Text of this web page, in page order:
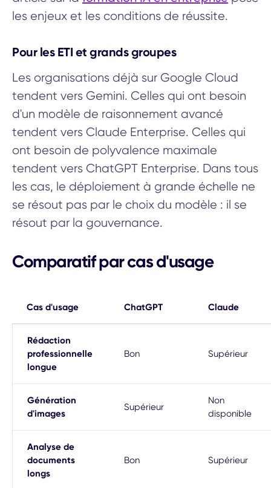
les enjeux et les conditions de réussite.
Pour les ETI et grands groupes
Les organisations déjà sur Google Cloud
tendent vers Gemini. Celles qui ont besoin
d'un modèle de raisonnement avancé
tendent vers Claude Enterprise. Celles qui
ont besoin de polyvalence maximale
tendent vers ChatGPT Enterprise. Dans tous
les cas, le déploiement à grande échelle ne
se résout pas par le choix du modèle : il se
résout par la gouvernance.
Comparatif par cas d'usage
Cas d'usage ChatGPT Claude
Rédaction
professionnelle
longue
Bon Supérieur
Génération
d'images
Supérieur
Non
disponible
Analyse de
documents
longs
Bon Supérieur